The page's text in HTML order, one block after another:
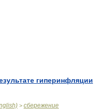
гиперинфляции
> сбережение